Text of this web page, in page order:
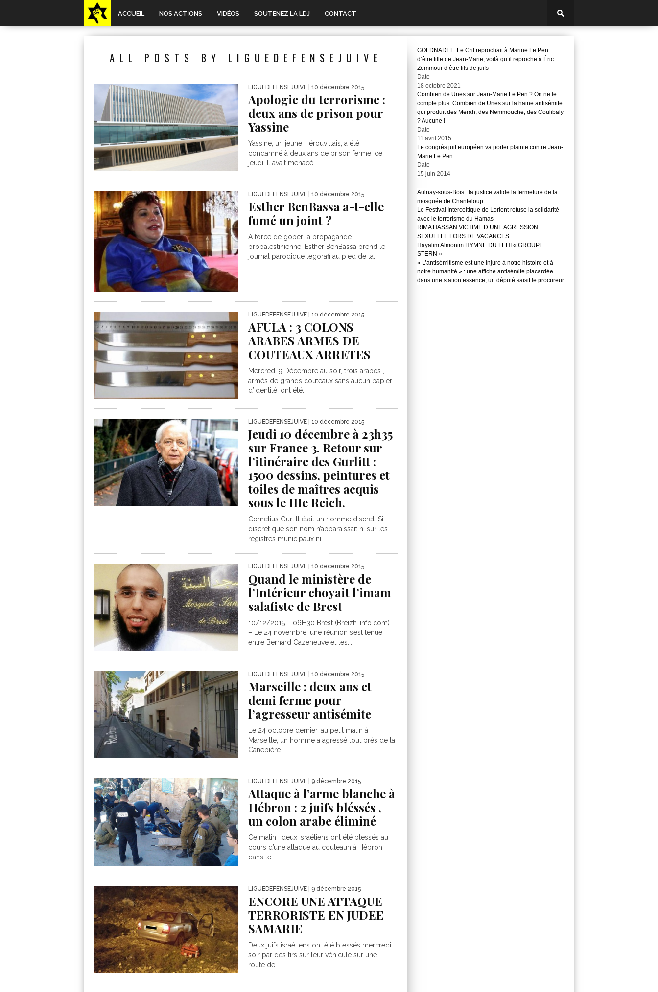
ACCUEIL NOS ACTIONS VIDÉOS SOUTENEZ LA LDJ CONTACT
ALL POSTS BY LIGUEDEFENSEJUIVE
LIGUEDEFENSEJUIVE | 10 décembre 2015
Apologie du terrorisme :
deux ans de prison pour
Yassine
Yassine, un jeune Hérouvillais, a été
condamné à deux ans de prison ferme, ce
jeudi. Il avait menacé...
LIGUEDEFENSEJUIVE | 10 décembre 2015
Esther BenBassa a-t-elle
fumé un joint ?
A force de gober la propagande
propalestinienne, Esther BenBassa prend le
journal parodique legorafi au pied de la...
LIGUEDEFENSEJUIVE | 10 décembre 2015
AFULA : 3 COLONS
ARABES ARMES DE
COUTEAUX ARRETES
Mercredi 9 Décembre au soir, trois arabes ,
armés de grands couteaux sans aucun papier
d’identité, ont été...
LIGUEDEFENSEJUIVE | 10 décembre 2015
Jeudi 10 décembre à 23h35
sur France 3. Retour sur
l’itinéraire des Gurlitt :
1500 dessins, peintures et
toiles de maîtres acquis
sous le IIIe Reich.
Cornelius Gurlitt était un homme discret. Si
discret que son nom n’apparaissait ni sur les
registres municipaux ni...
LIGUEDEFENSEJUIVE | 10 décembre 2015
Quand le ministère de
l’Intérieur choyait l’imam
salafiste de Brest
10/12/2015 – 06H30 Brest (Breizh-info.com)
– Le 24 novembre, une réunion s’est tenue
entre Bernard Cazeneuve et les...
LIGUEDEFENSEJUIVE | 10 décembre 2015
Marseille : deux ans et
demi ferme pour
l’agresseur antisémite
Le 24 octobre dernier, au petit matin à
Marseille, un homme a agressé tout près de la
Canebière...
LIGUEDEFENSEJUIVE | 9 décembre 2015
Attaque à l’arme blanche à
Hébron : 2 juifs bléssés ,
un colon arabe éliminé
Ce matin , deux Israéliens ont été blessés au
cours d’une attaque au couteauh à Hébron
dans le...
LIGUEDEFENSEJUIVE | 9 décembre 2015
ENCORE UNE ATTAQUE
TERRORISTE EN JUDEE
SAMARIE
Deux juifs israéliens ont été blessés mercredi
soir par des tirs sur leur véhicule sur une
route de...
GOLDNADEL :Le Crif reprochait à Marine Le Pen
d’être fille de Jean-Marie, voilà qu’il reproche à Éric
Zemmour d’être fils de juifs
Date
18 octobre 2021
Combien de Unes sur Jean-Marie Le Pen ? On ne le
compte plus. Combien de Unes sur la haine antisémite
qui produit des Merah, des Nemmouche, des Coulibaly
? Aucune !
Date
11 avril 2015
Le congrès juif européen va porter plainte contre Jean-
Marie Le Pen
Date
15 juin 2014
Aulnay-sous-Bois : la justice valide la fermeture de la
mosquée de Chanteloup
Le Festival Interceltique de Lorient refuse la solidarité
avec le terrorisme du Hamas
RIMA HASSAN VICTIME D’UNE AGRESSION
SEXUELLE LORS DE VACANCES
Hayalim Almonim HYMNE DU LEHI « GROUPE
STERN »
« L’antisémitisme est une injure à notre histoire et à
notre humanité » : une affiche antisémite placardée
dans une station essence, un député saisit le procureur